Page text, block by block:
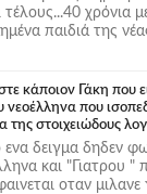
τέλους...40 χρόνια
παιδιά της
κάποιον Γάκη που
νεοέλληνα που
της στοιχειώδους
ενα δειγμα δηδεν
και "Γιατρου "
οταν μιλανε